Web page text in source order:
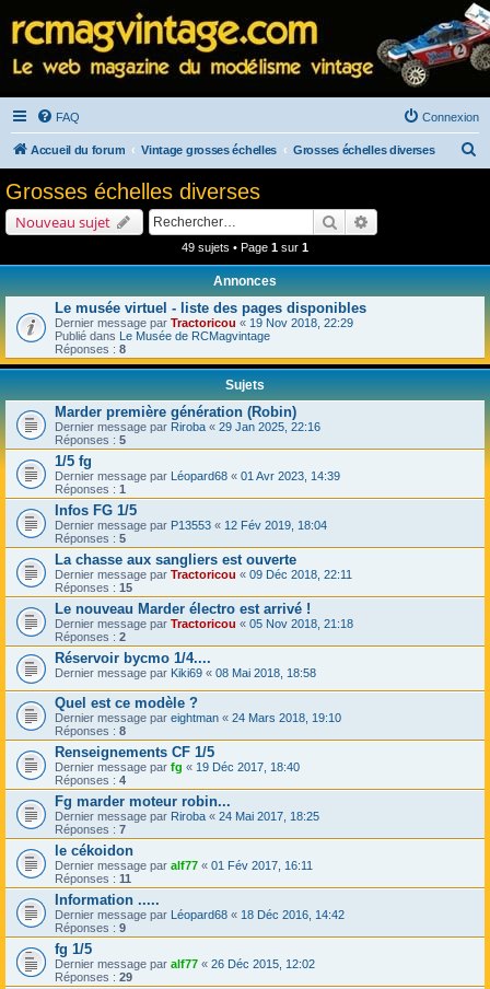
FAQ Connexion
Accueil du forum Vintage grosses échelles Grosses échelles diverses
e
Grosses échelles diverses
Nouveau sujet Rechercher
49 sujets • Page 1 sur 1
Annonces
Le musée virtuel - liste des pages disponibles
Dernier message par Tractoricou « 19 Nov 2018, 22:29
Publié dans Le Musée de RCMagvintage
Réponses : 8
Sujets
Marder première génération (Robin)
Dernier message par Riroba « 29 Jan 2025, 22:16
Réponses : 5
1/5 fg
Dernier message par Léopard68 « 01 Avr 2023, 14:39
Réponses : 1
Infos FG 1/5
Dernier message par P13553 « 12 Fév 2019, 18:04
Réponses : 5
La chasse aux sangliers est ouverte
Dernier message par Tractoricou « 09 Déc 2018, 22:11
Réponses : 15
Le nouveau Marder électro est arrivé !
Dernier message par Tractoricou « 05 Nov 2018, 21:18
Réponses : 2
Réservoir bycmo 1/4....
Dernier message par Kiki69 « 08 Mai 2018, 18:58
Quel est ce modèle ?
Dernier message par eightman « 24 Mars 2018, 19:10
Réponses : 8
Renseignements CF 1/5
Dernier message par fg « 19 Déc 2017, 18:40
Réponses : 4
Fg marder moteur robin...
Dernier message par Riroba « 24 Mai 2017, 18:25
Réponses : 7
le cékoidon
Dernier message par alf77 « 01 Fév 2017, 16:11
Réponses : 11
Information .....
Dernier message par Léopard68 « 18 Déc 2016, 14:42
Réponses : 9
fg 1/5
Dernier message par alf77 « 26 Déc 2015, 12:02
Réponses : 29